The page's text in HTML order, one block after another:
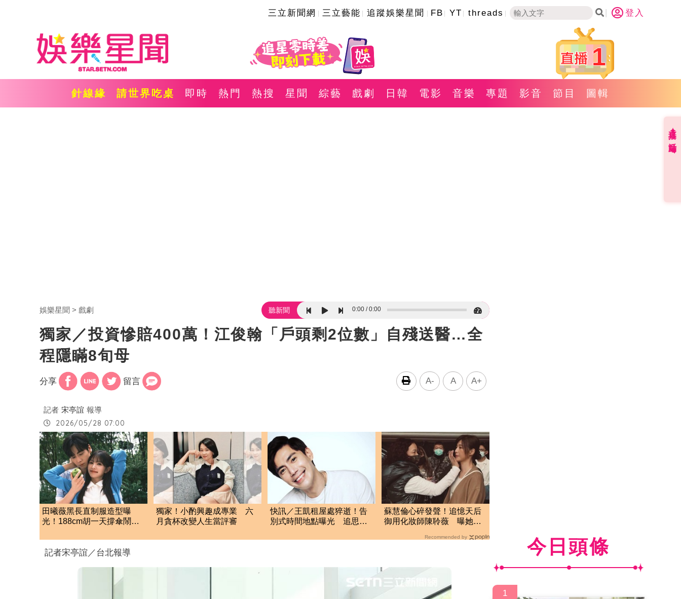
三立新聞網 三立藝能 追蹤娛樂星聞 FB YT threads 登入
1
針線緣 請世界吃桌 即時 熱門 熱搜 星聞 綜藝 戲劇 日韓 電影 音樂 專題 影音 節目 圖輯
娛樂星聞 戲劇 聽新聞 0:00 0:00
獨家／投資慘賠400萬！江俊翰「戶頭剩2位數」自殘送醫…全
程隱瞞8旬母
分享 留言 A- A A+
記者 宋亭誼 報導
2026/05/28 07:00
田曦薇黑長直制服造型曝
光！188cm胡一天撐傘鬧烏
獨家！小酌興趣成專業 六
月貪杯改變人生當評審
快訊／王凱租屋處猝逝！告
別式時間地點曝光 追思會
蘇慧倫心碎發聲！追憶天后
御用化妝師陳聆薇 曝她
Recommended by
記者宋亭誼／台北報導 今日頭條
1
直播✦活動